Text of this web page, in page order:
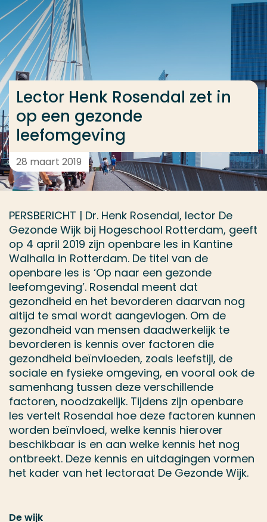
Ga direct naar de content
... > Lector Henk Rosendal zet in op een gezonde
Lector Henk Rosendal zet in
op een gezonde
leefomgeving
28 maart 2019
PERSBERICHT | Dr. Henk Rosendal, lector De
Gezonde Wijk bij Hogeschool Rotterdam, geeft
op 4 april 2019 zijn openbare les in Kantine
Walhalla in Rotterdam. De titel van de
openbare les is ‘Op naar een gezonde
leefomgeving’. Rosendal meent dat
gezondheid en het bevorderen daarvan nog
altijd te smal wordt aangevlogen. Om de
gezondheid van mensen daadwerkelijk te
bevorderen is kennis over factoren die
gezondheid beïnvloeden, zoals leefstijl, de
sociale en fysieke omgeving, en vooral ook de
samenhang tussen deze verschillende
factoren, noodzakelijk. Tijdens zijn openbare
les vertelt Rosendal hoe deze factoren kunnen
worden beïnvloed, welke kennis hierover
beschikbaar is en aan welke kennis het nog
ontbreekt. Deze kennis en uitdagingen vormen
het kader van het lectoraat De Gezonde Wijk.
De wijk
Veel gezocht
Opleiding
Contact